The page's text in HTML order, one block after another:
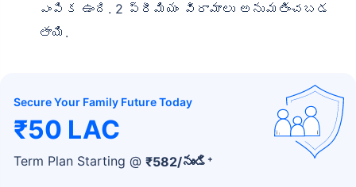
ఎంపిక ఉంది. 2 ప్రీమియం విరామాలు అనుమతించబడ
తాయి.
Secure Your Family Future Today
₹50 LAC
Term Plan Starting @ ₹582/నుండి +